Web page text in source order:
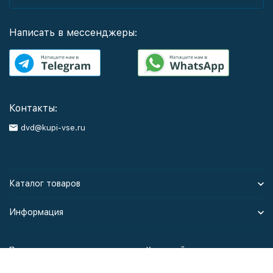
Написать в мессенджеры:
Контакты:
dvd@kupi-vse.ru
Каталог товаров
Информация
Политика персональных данных Карта сайта